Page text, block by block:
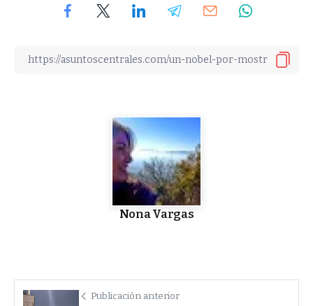
Nona Vargas
Publicación anterior